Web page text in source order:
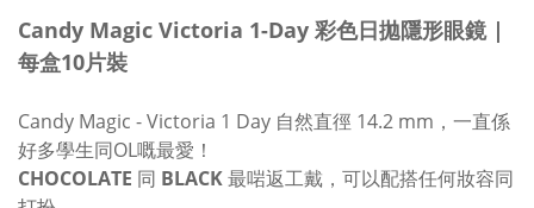
Candy Magic Victoria 1-Day 彩色日拋隱形眼鏡 |
每盒10片裝
Candy Magic - Victoria 1 Day 自然直徑 14.2 mm，一直係
好多學生同OL嘅最愛！
CHOCOLATE 同 BLACK最啱返工戴，可以配搭任何妝容同